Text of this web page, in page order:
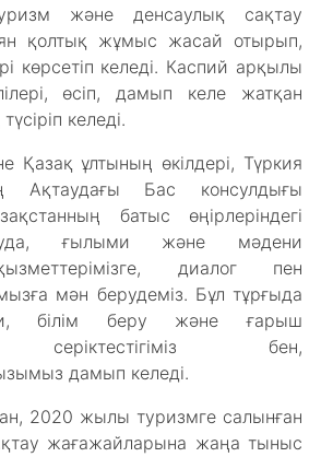
және денсаулық сақтау
қолтық жұмыс жасай отырып,
көрсетіп келеді. Каспий арқылы
өсіп, дамып келе жатқан
келеді.
Қазақ ұлтының өкілдері, Түркия
Ақтаудағы Бас консулдығы
батыс өңірлеріндегі
ғылыми және мәдени
диалог пен
мән берудеміз. Бұл тұрғыда
білім беру және ғарыш
серіктестігіміз бен,
дамып келеді.
2020 жылы туризмге салынған
жағажайларына жаңа тыныс